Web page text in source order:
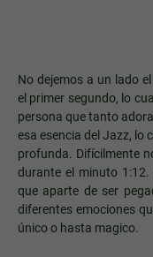
No dejemos a un lado
el primer segundo, lo
persona que tanto
esa esencia del Jazz, lo
profunda. Difícilmente
durante el minuto
que aparte de ser
diferentes emociones
único o hasta magico.